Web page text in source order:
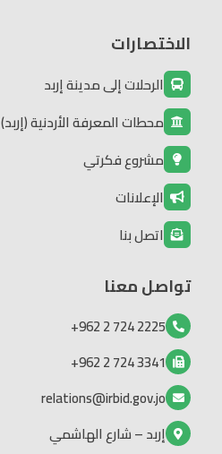
الاختصارات
الرحلات إلى مدينة إربد
محطات المعرفة الأردنية (إربد)
مشروع فكرتي
الإعلانات
اتصل بنا
تواصل معنا
2225 724 2 962+
3341 724 2 962+
relations@irbid.gov.jo
إربد – شارع الهاشمي